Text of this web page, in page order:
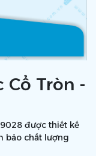
Cổ Tròn -
được thiết kế
bảo chất lượng